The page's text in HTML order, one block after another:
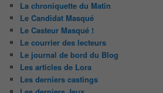
La chroniquette du Matin
Le Candidat Masqué
Le Casteur Masqué !
Le courrier des lecteurs
Le journal de bord du Blog
Les articles de Lora
Les derniers castings